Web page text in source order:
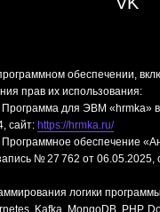
обеспечении,
прав их использования:
для ЭВМ «hrmka»
сайт: https://hrmka.ru/
обеспечение
№ 27 762 от 06.05.2025,
логики
Kafka, MongoDB, PHP,